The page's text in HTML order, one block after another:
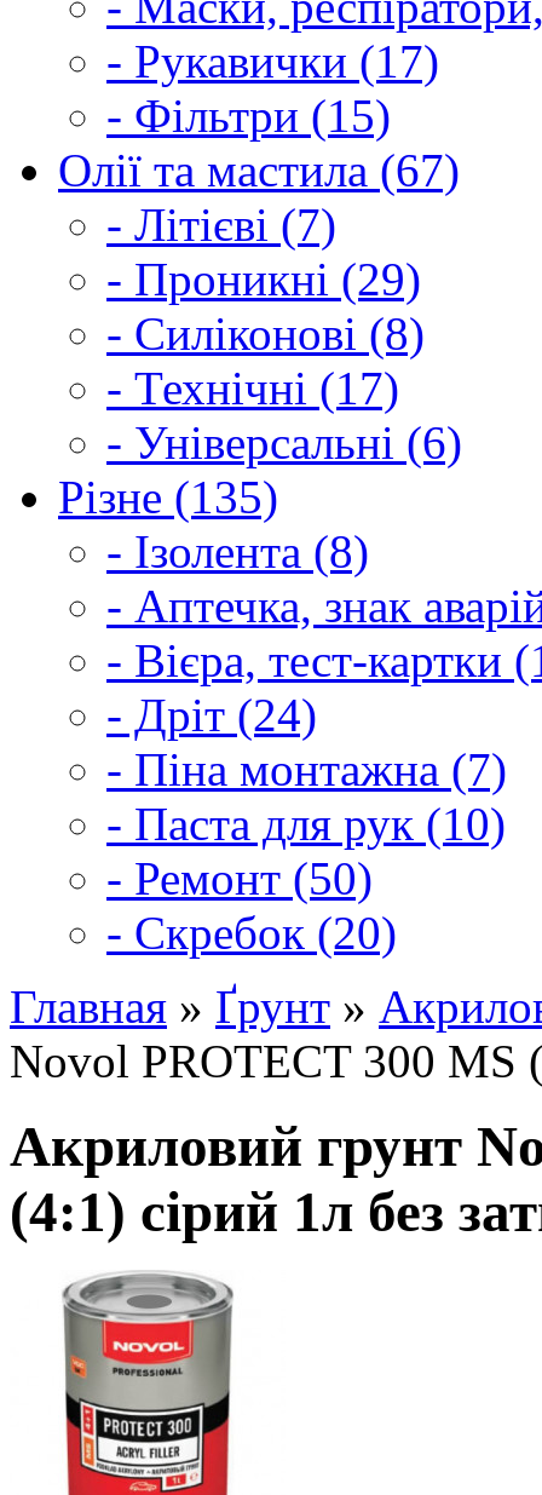
- Рукавички (17)
- Фільтри (15)
Олії та мастила (67)
- Літієві (7)
- Проникні (29)
- Силіконові (8)
- Технічні (17)
- Універсальні (6)
Різне (135)
- Ізолента (8)
- Аптечка, знак
- Вієра, тест-картки
- Дріт (24)
- Піна монтажна (7)
- Паста для рук (10)
- Ремонт (50)
- Скребок (20)
Главная » Ґрунт »
Novol PROTECT 300 MS
Акриловий грунт
(4:1) сірий 1л без